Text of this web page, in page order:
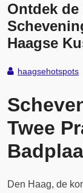
Ontdek
Haagse
haagsehotspots
Twee
Den Haag, de